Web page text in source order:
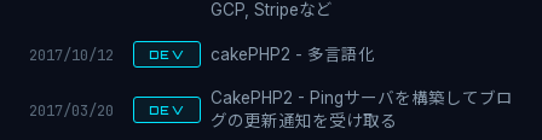
GCP, Stripeなど
2017/10/12 DEV cakePHP2 - 多言語化
2017/03/20 DEV
CakePHP2 - Pingサーバを構築してブロ
グの更新通知を受け取る